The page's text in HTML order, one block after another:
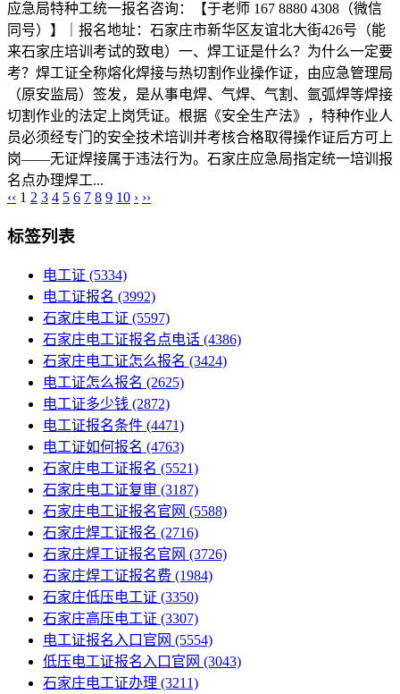
应急局特种工统一报名咨询：【于老师 167 8880 4308（微信
同号）】｜报名地址：石家庄市新华区友谊北大街426号（能
来石家庄培训考试的致电）一、焊工证是什么？为什么一定要
考？焊工证全称熔化焊接与热切割作业操作证，由应急管理局
（原安监局）签发，是从事电焊、气焊、气割、氩弧焊等焊接
切割作业的法定上岗凭证。根据《安全生产法》，特种作业人
员必须经专门的安全技术培训并考核合格取得操作证后方可上
岗——无证焊接属于违法行为。石家庄应急局指定统一培训报
名点办理焊工...
‹‹ 1 2 3 4 5 6 7 8 9 10 › ››
标签列表
电工证 (5334)
电工证报名 (3992)
石家庄电工证 (5597)
石家庄电工证报名点电话 (4386)
石家庄电工证怎么报名 (3424)
电工证怎么报名 (2625)
电工证多少钱 (2872)
电工证报名条件 (4471)
电工证如何报名 (4763)
石家庄电工证报名 (5521)
石家庄电工证复审 (3187)
石家庄电工证报名官网 (5588)
石家庄焊工证报名 (2716)
石家庄焊工证报名官网 (3726)
石家庄焊工证报名费 (1984)
石家庄低压电工证 (3350)
石家庄高压电工证 (3307)
电工证报名入口官网 (5554)
低压电工证报名入口官网 (3043)
石家庄电工证办理 (3211)